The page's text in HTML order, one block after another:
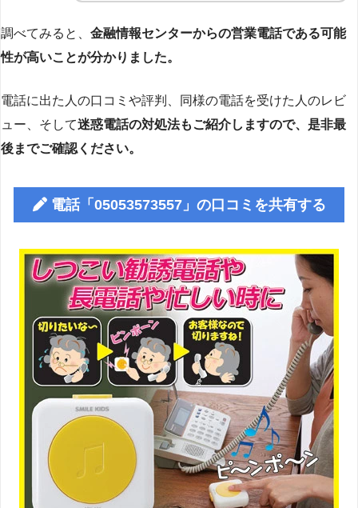
調べてみると、 金融情報センターからの営業電話である可能
性が高いことが分かりました。
電話に出た人の口コミや評判、同様の電話を受けた人のレビ
ュー、そして迷惑電話の対処法もご紹介しますので、是非最
後までご確認ください。
電話「05053573557」の口コミを共有する